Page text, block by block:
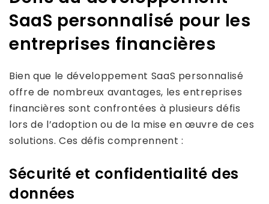
SaaS personnalisé pour les
entreprises financières
Bien que le développement SaaS personnalisé
offre de nombreux avantages, les entreprises
financières sont confrontées à plusieurs défis
lors de l’adoption ou de la mise en œuvre de ces
solutions. Ces défis comprennent :
Sécurité et confidentialité des
données